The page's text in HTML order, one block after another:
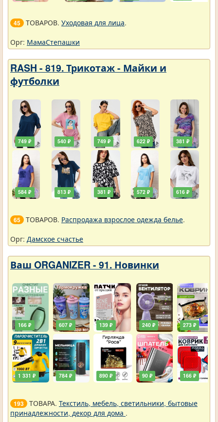
45 ТОВАРОВ. Уходовая для лица.
Орг: МамаСтепашки
RASH - 819. Трикотаж - Майки и
футболки
749 ₽
584 ₽
540 ₽
813 ₽
749 ₽
381 ₽
622 ₽
572 ₽
381 ₽
616 ₽
65 ТОВАРОВ. Распродажа взрослое одежда белье.
Орг: Дамское счастье
Ваш ORGANIZER - 91. Новинки
166 ₽
1 331 ₽
607 ₽
784 ₽
139 ₽
890 ₽
240 ₽
90 ₽
273 ₽
166 ₽
193 ТОВАРА. Текстиль, мебель, светильники, бытовые
принадлежности, декор для дома .